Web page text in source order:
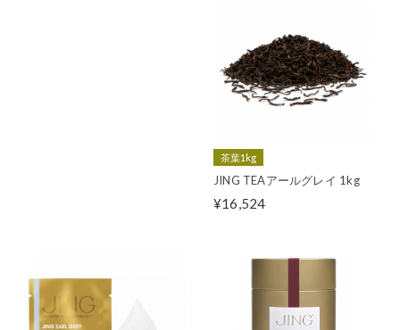
茶葉1kg
JING TEAアールグレイ 1kg
¥16,524